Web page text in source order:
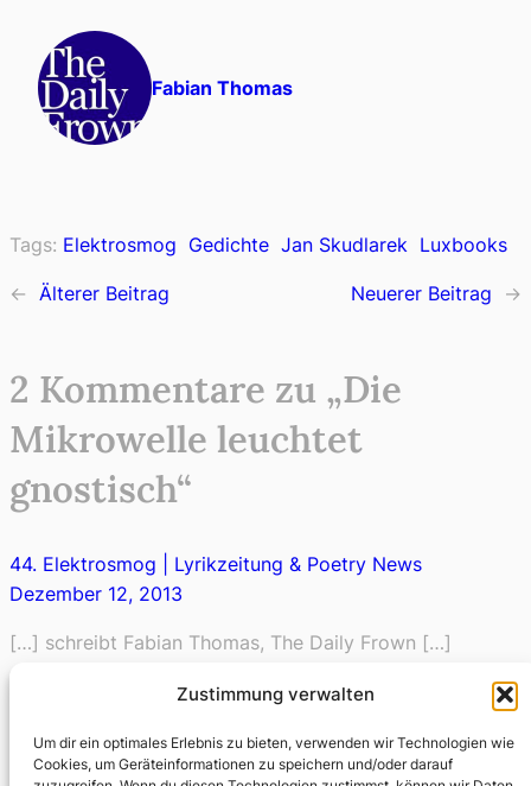
Zustimmung verwalten
Um dir ein optimales Erlebnis zu bieten, verwenden wir Technologien wie
Cookies, um Geräteinformationen zu speichern und/oder darauf
Fabian Thomas
Tags: Elektrosmog Gedichte Jan Skudlarek Luxbooks
← Älterer Beitrag Neuerer Beitrag →
2 Kommentare zu „Die
Mikrowelle leuchtet
gnostisch“
44. Elektrosmog | Lyrikzeitung & Poetry News
Dezember 12, 2013
[…] schreibt Fabian Thomas, The Daily Frown […]
April 8, 2014